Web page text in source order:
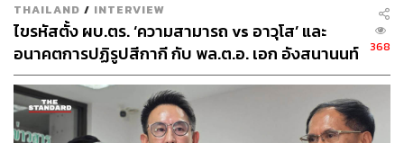
THAILAND / INTERVIEW
ไขรหัสตั้ง ผบ.ตร. ‘ความสามารถ vs อาวุโส’ และ
อนาคตการปฏิรูปสีกากี กับ พล.ต.อ. เอก อังสนานนท์
368